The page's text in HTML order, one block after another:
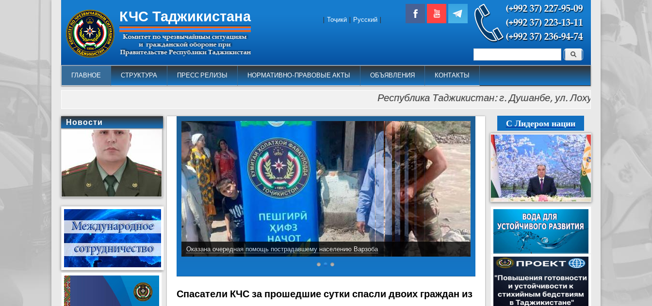
КЧС Таджикистана
ГЛАВНОЕ СТРУКТУРА ПРЕСС РЕЛИЗЫ НОРМАТИВНО-ПРАВОВЫЕ АКТЫ ОБЪЯВЛЕНИЯ КОНТАКТЫ
Форма поиска Поиск
Тоҷикӣ Русский
Республика Таджикистан: г. Душанбе, ул. Лохути, 26, тел.:
Оказана очередная помощь пострадавшему населению Варзоба
Спасатели КЧС за прошедшие сутки спасли двоих граждан из
Новости С Лидером нации